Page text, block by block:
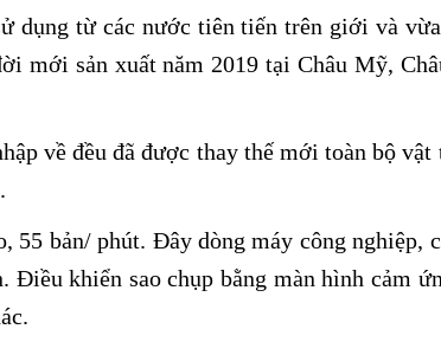
dụng từ các nước tiên tiến trên giới và
mới sản xuất năm 2019 tại Châu Mỹ,
về đều đã được thay thế mới toàn bộ
55 bản/ phút. Đây dòng máy công nghiệp,
khiển sao chụp bằng màn hình cảm